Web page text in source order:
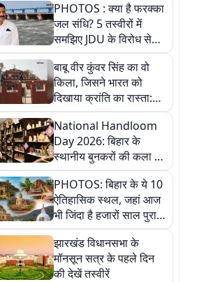
PHOTOS : क्या है फरक्का
जल संधि? 5 तस्वीरों में
समझिए JDU के विरोध से
लेकर बिहार पर असर तक
पूरी कहानी
बाबू वीर कुंवर सिंह का वो
किला, जिसने भारत को
दिखाया क्रांति का रास्ता:
तस्वीरों में देखिए
National Handloom
Day 2026: बिहार के
स्थानीय बुनकरों की कला को
सलाम, तस्वीरों में देखें
हस्तकरघा की समृद्ध परंपरा
PHOTOS: बिहार के ये 10
ऐतिहासिक स्थल, जहां आज
भी जिंदा है हजारों साल पुराना
इतिहास, एक बार जरूर घूमिए
झारखंड विधानसभा के
मॉनसून सत्र के पहले दिन
की देखें तस्वीरें